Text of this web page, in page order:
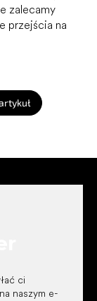
zalecamy
przejścia na
ci
naszym e-